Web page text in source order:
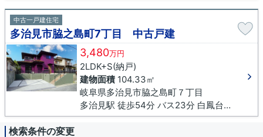
中古一戸建住宅
多治見市脇之島町7丁目 中古戸建
3,480万円
2LDK+S(納戸)
建物面積104.33㎡
岐阜県多治見市脇之島町７丁目
多治見駅 徒歩54分 バス23分 白鳳台下車 徒歩5分
検索条件の変更